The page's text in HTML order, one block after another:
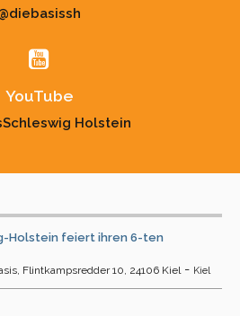
YouTube
Holstein
Holstein feiert ihren 6-ten
Flintkampsredder 10, 24106 Kiel - Kiel